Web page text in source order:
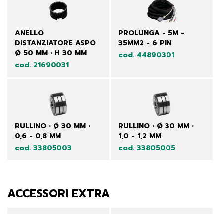
ANELLO
DISTANZIATORE ASPO
Ø 50 MM • H 30 MM
cod. 21690031
PROLUNGA - 5M -
35MM2 - 6 PIN
cod. 44890301
RULLINO • Ø 30 MM •
0,6 - 0,8 MM
cod. 33805003
RULLINO • Ø 30 MM •
1,0 - 1,2 MM
cod. 33805005
ACCESSORI EXTRA